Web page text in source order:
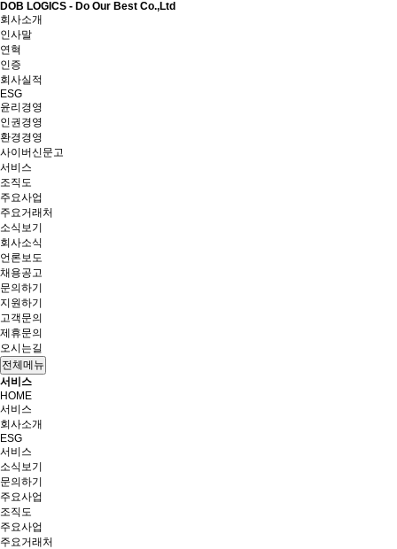
DOB LOGICS - Do Our Best Co.,Ltd
회사소개
인사말
연혁
인증
회사실적
ESG
윤리경영
인권경영
환경경영
사이버신문고
서비스
조직도
주요사업
주요거래처
소식보기
회사소식
언론보도
채용공고
문의하기
지원하기
고객문의
제휴문의
오시는길
전체메뉴
서비스
HOME
서비스
회사소개
ESG
서비스
소식보기
문의하기
주요사업
조직도
주요사업
주요거래처